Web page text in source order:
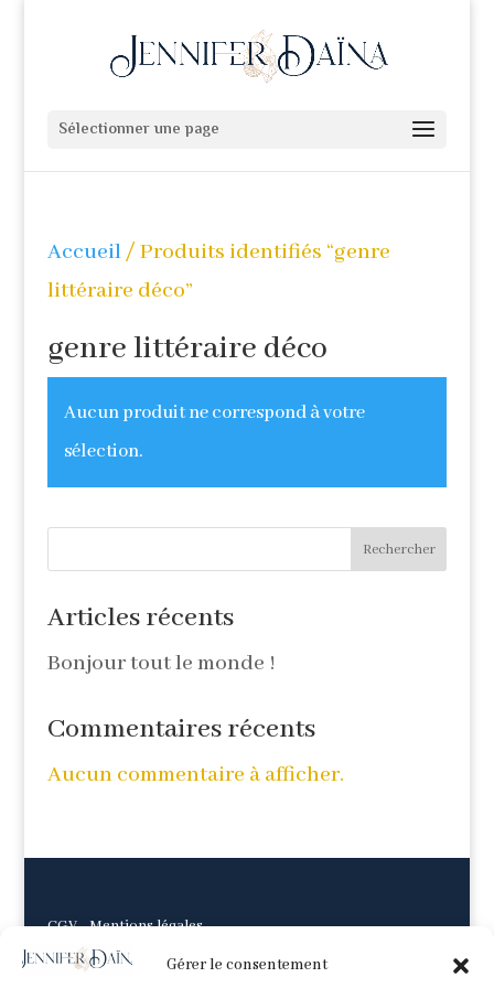
Gérer le consentement
Sélectionner une page
Accueil/ Produits identifiés “genre
littéraire déco”
genre littéraire déco
Aucun produit ne correspond à votre
sélection.
Rechercher
Articles récents
Bonjour tout le monde !
Commentaires récents
Aucun commentaire à afficher.
CGV-Mentions légales